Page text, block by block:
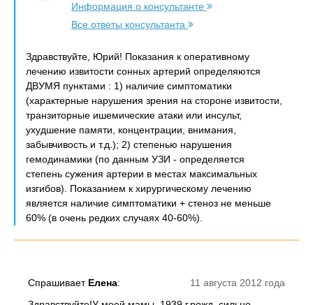
Информация о консультанте
Все ответы консультанта
Здравствуйте, Юрий! Показания к оперативному
лечению извитости сонных артерий определяются
ДВУМЯ пунктами : 1) наличие симптоматики
(характерные нарушения зрения на стороне извитости,
транзиторные ишемические атаки или инсульт,
ухудшение памяти, концентрации, внимания,
забывчивость и т.д.); 2) степенью нарушения
гемодинамики (по данным УЗИ - определяется
степень сужения артерии в местах максимальных
изгибов). Показанием к хирургическому лечению
является наличие симптоматики + стеноз не меньше
60% (в очень редких случаях 40-60%).
11 августа 2012 года
Спрашивает Елена: